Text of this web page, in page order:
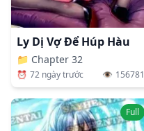
Ly Dị Vợ Để Húp Hàu
📁 Chapter 32
⏰ 72 ngày trước 👁️ 156781
Full